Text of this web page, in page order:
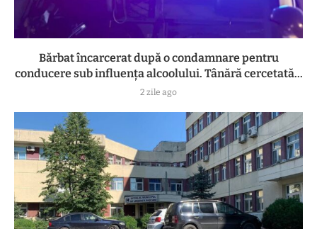
Bărbat încarcerat după o condamnare pentru
conducere sub influența alcoolului. Tânără cercetată...
2 zile ago